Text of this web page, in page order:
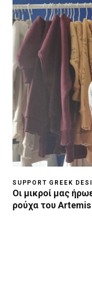
SUPPORT GREEK
Οι μικροί μας
ρούχα του